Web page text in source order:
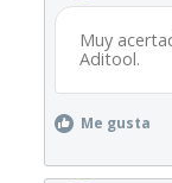
Muy
Aditool.
Me gusta